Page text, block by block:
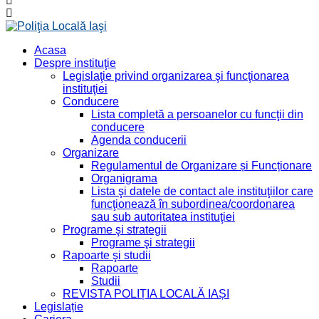
Acasa
Despre instituţie
Legislaţie privind organizarea şi funcţionarea
instituţiei
Conducere
Lista completă a persoanelor cu funcţii din
conducere
Agenda conducerii
Organizare
Regulamentul de Organizare și Funcționare
Organigrama
Lista şi datele de contact ale instituţiilor care
funcţionează în subordinea/coordonarea
sau sub autoritatea instituţiei
Programe şi strategii
Programe şi strategii
Rapoarte şi studii
Rapoarte
Studii
REVISTA POLIȚIA LOCALĂ IAȘI
Legislație